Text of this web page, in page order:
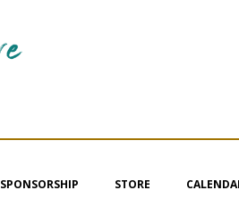
SPONSORSHIP STORE